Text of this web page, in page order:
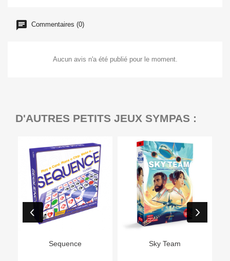
Commentaires (0)
Aucun avis n'a été publié pour le moment.
D'AUTRES PETITS JEUX SYMPAS :
Sequence Sky Team